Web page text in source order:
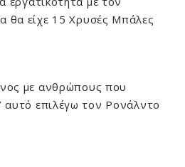
θα είχε 15 Χρυσές Μπάλες
με ανθρώπους που
αυτό επιλέγω τον Ρονάλντο